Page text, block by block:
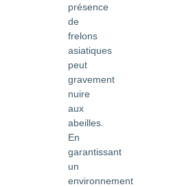
présence
de
frelons
asiatiques
peut
gravement
nuire
aux
abeilles.
En
garantissant
un
environnement